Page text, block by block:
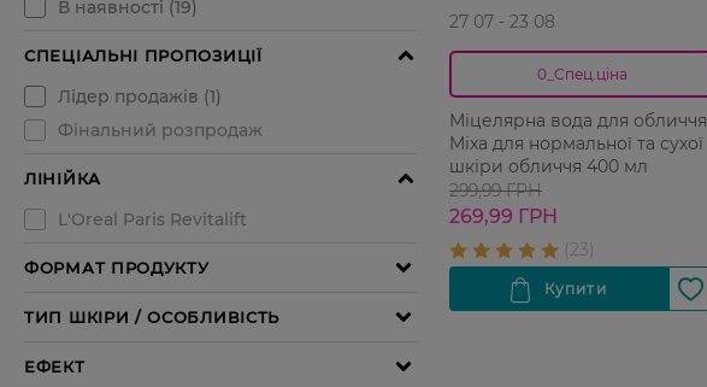
27 07 - 23 08
0_Спец.ціна
Міцелярна вода для обличчя
Mixa для нормальної та сухої
шкіри обличчя 400 мл
299,99 ГРН
269,99 ГРН